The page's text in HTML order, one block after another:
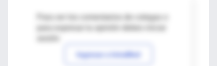
Para ver los comentarios de colegas o
Ingresar a IntraMed